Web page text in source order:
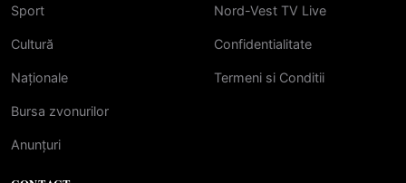
Sport
Cultură
Naționale
Bursa zvonurilor
Anunțuri
Nord-Vest TV Live
Confidentialitate
Termeni si Conditii